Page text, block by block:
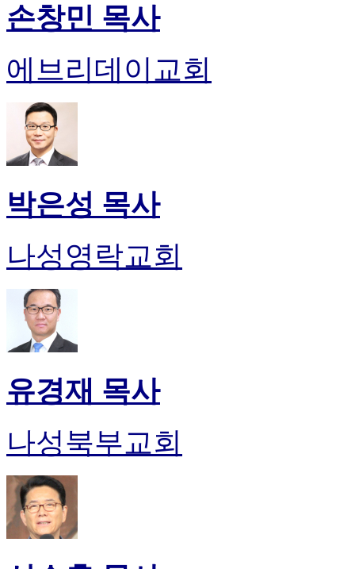
손창민 목사
에브리데이교회
박은성 목사
나성영락교회
유경재 목사
나성북부교회